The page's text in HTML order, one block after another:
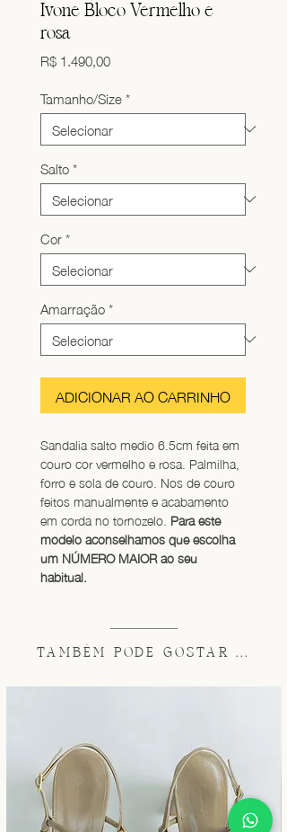
Ivone Bloco Vermelho e
rosa
R$ 1.490,00Preço
Tamanho/Size*
Salto*
Cor*
Amarração*
ADICIONAR AO CARRINHO
Sandalia salto medio 6.5cm feita em
couro cor vermelho e rosa. Palmilha,
forro e sola de couro. Nos de couro
feitos manualmente e acabamento
em corda no tornozelo. Para este
modelo aconselhamos que escolha
um NÚMERO MAIOR ao seu
habitual.
TAMBÉM PODE GOSTAR ...